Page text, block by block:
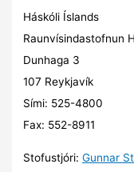
Háskóli Íslands
Raunvísindastofnun
Dunhaga 3
107 Reykjavík
Sími: 525-4800
Fax: 552-8911
Stofustjóri:Gunnar